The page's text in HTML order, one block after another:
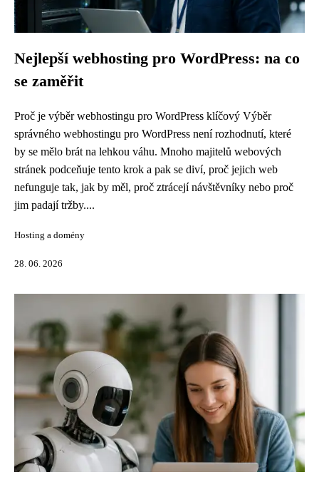
Nejlepší webhosting pro WordPress: na co
se zaměřit
Proč je výběr webhostingu pro WordPress klíčový Výběr
správného webhostingu pro WordPress není rozhodnutí, které
by se mělo brát na lehkou váhu. Mnoho majitelů webových
stránek podceňuje tento krok a pak se diví, proč jejich web
nefunguje tak, jak by měl, proč ztrácejí návštěvníky nebo proč
jim padají tržby....
Hosting a domény
28. 06. 2026